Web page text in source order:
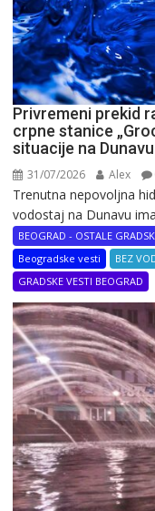
Privremeni prekid
crpne stanice
situacije na Dunavu
31/07/2026 Alex
Trenutna nepovoljna
vodostaj na Dunavu
BEOGRAD - OSTALE
Beogradske vesti
BEZ
GRADSKE VESTI BEOGRAD